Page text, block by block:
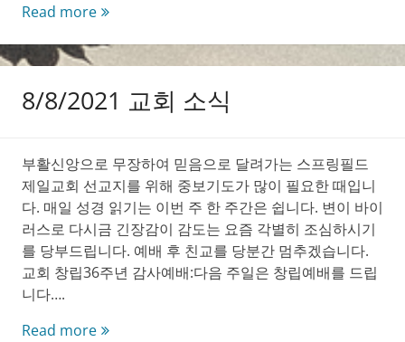
Read more8/15/2021
회
식
8/8/2021 교회 소식
부활신앙으로 무장하여 믿음으로 달려가는 스프링필드
제일교회 선교지를 위해 중보기도가 많이 필요한 때입니
다. 매일 성경 읽기는 이번 주 한 주간은 쉽니다. 변이 바이
러스로 다시금 긴장감이 감도는 요즘 각별히 조심하시기
를 당부드립니다. 예배 후 친교를 당분간 멈추겠습니다.
교회 창립36주년 감사예배:다음 주일은 창립예배를 드립
니다….
Read more8/8/2021